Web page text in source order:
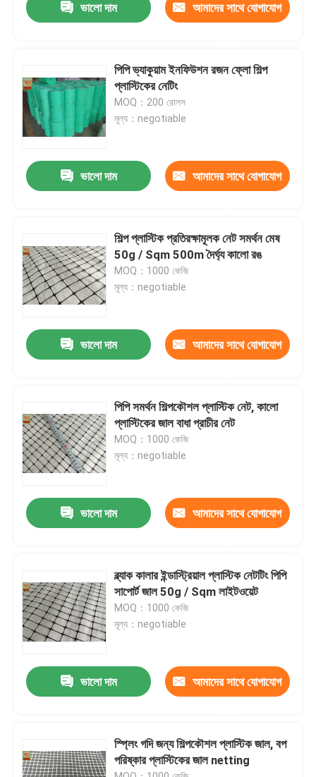
পণ্য
আমাদের সম্পর্কে
কারখানা ভ্রমণ
যোগাযোগ করুন
উদ্ধৃতির জন্য আবেদন
এক্সট্রুড প্লাস্টিক নেটিং
কৃষি নেটিং
ভালো দাম আমাদের সাথে যোগাযোগ
পিপি ভ্যাকুয়াম ইনফিউশন রজন ফ্লো শিল্প
প্লাস্টিকের নেটিং
MOQ：200 রোলস
মূল্য：negotiable
ভালো দাম আমাদের সাথে যোগাযোগ
শিল্প প্লাস্টিক প্রতিরক্ষামূলক নেট সমর্থন মেষ
50g / Sqm 500m দৈর্ঘ্য কালো রঙ
MOQ：1000 কেজি
মূল্য：negotiable
ভালো দাম আমাদের সাথে যোগাযোগ
পিপি সমর্থন শিল্পকৌশল প্লাস্টিক নেট, কালো
প্লাস্টিকের জাল বাধা প্রাচীর নেট
MOQ：1000 কেজি
মূল্য：negotiable
ভালো দাম আমাদের সাথে যোগাযোগ
ব্ল্যাক কালার ইন্ডাস্ট্রিয়াল প্লাস্টিক নেটটিং পিপি
সাপোর্ট জাল 50g / Sqm লাইটওয়েট
MOQ：1000 কেজি
মূল্য：negotiable
ভালো দাম আমাদের সাথে যোগাযোগ
স্প্লিং গদি জন্য শিল্পকৌশল প্লাস্টিক জাল, বপ
পরিষ্কার প্লাস্টিকের জাল netting